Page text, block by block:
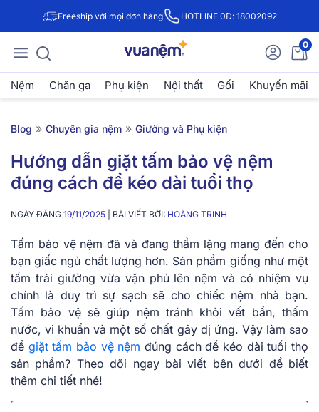
Freeship với mọi đơn hàng HOTLINE 0Đ: 18002092
0
Nệm Chăn ga Phụ kiện Nội thất Gối Khuyến mãi
Blog » Chuyên gia nệm » Giường và Phụ kiện
Hướng dẫn giặt tấm bảo vệ nệm
đúng cách để kéo dài tuổi thọ
NGÀY ĐĂNG 19/11/2025 | BÀI VIẾT BỞI: HOÀNG TRINH
Tấm bảo vệ nệm đã và đang thầm lặng mang đến cho
bạn giấc ngủ chất lượng hơn. Sản phẩm giống như một
tấm trải giường vừa vặn phủ lên nệm và có nhiệm vụ
chính là duy trì sự sạch sẽ cho chiếc nệm nhà bạn.
Tấm bảo vệ sẽ giúp nệm tránh khỏi vết bẩn, thấm
nước, vi khuẩn và một số chất gây dị ứng. Vậy làm sao
để giặt tấm bảo vệ nệm đúng cách để kéo dài tuổi thọ
sản phẩm? Theo dõi ngay bài viết bên dưới để biết
thêm chi tiết nhé!